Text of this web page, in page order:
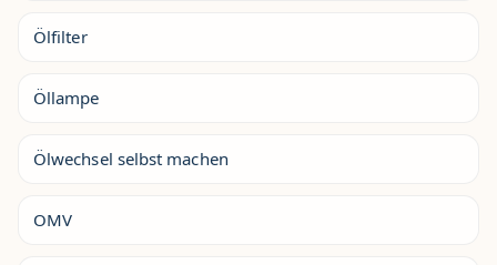
Ölfilter
Öllampe
Ölwechsel selbst machen
OMV